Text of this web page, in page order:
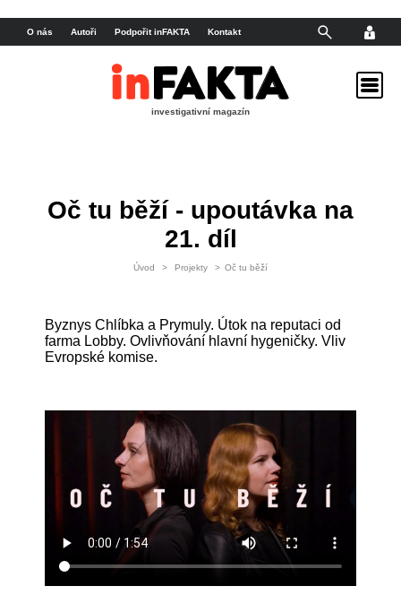
Oč tu běží - upoutávka na
21. díl
Úvod > Projekty > Oč tu běží
Byznys Chlíbka a Prymuly. Útok na reputaci od
farma Lobby. Ovlivňování hlavní hygeničky. Vliv
Evropské komise.
investigativní magazín
O nás Autoři Podpořit inFAKTA Kontakt